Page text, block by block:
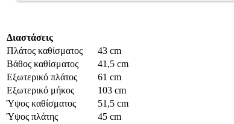
Διαστάσεις
Πλάτος καθίσματος
43 cm
Βάθος καθίσματος
41,5 cm
Εξωτερικό πλάτος
61 cm
Εξωτερικό μήκος
103 cm
Ύψος καθίσματος
51,5 cm
Ύψος πλάτης
45 cm